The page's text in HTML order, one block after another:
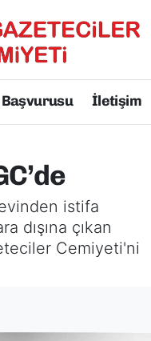
Başvurusu İletişim
istifa
dışına çıkan
Cemiyeti'ni